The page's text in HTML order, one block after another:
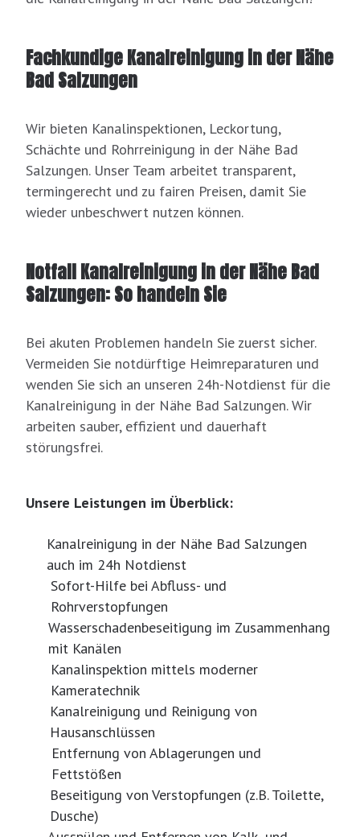
Fachkundige Kanalreinigung in der Nähe
Bad Salzungen
Wir bieten Kanalinspektionen, Leckortung,
Schächte und Rohrreinigung in der Nähe Bad
Salzungen. Unser Team arbeitet transparent,
termingerecht und zu fairen Preisen, damit Sie
wieder unbeschwert nutzen können.
Notfall Kanalreinigung in der Nähe Bad
Salzungen: So handeln Sie
Bei akuten Problemen handeln Sie zuerst sicher.
Vermeiden Sie notdürftige Heimreparaturen und
wenden Sie sich an unseren 24h-Notdienst für die
Kanalreinigung in der Nähe Bad Salzungen. Wir
arbeiten sauber, effizient und dauerhaft
störungsfrei.
Unsere Leistungen im Überblick:
Kanalreinigung in der Nähe Bad Salzungen
auch im 24h Notdienst
Sofort-Hilfe bei Abfluss- und
Rohrverstopfungen
Wasserschadenbeseitigung im Zusammenhang
mit Kanälen
Kanalinspektion mittels moderner
Kameratechnik
Kanalreinigung und Reinigung von
Hausanschlüssen
Entfernung von Ablagerungen und
Fettstößen
Beseitigung von Verstopfungen (z.B. Toilette,
Dusche)